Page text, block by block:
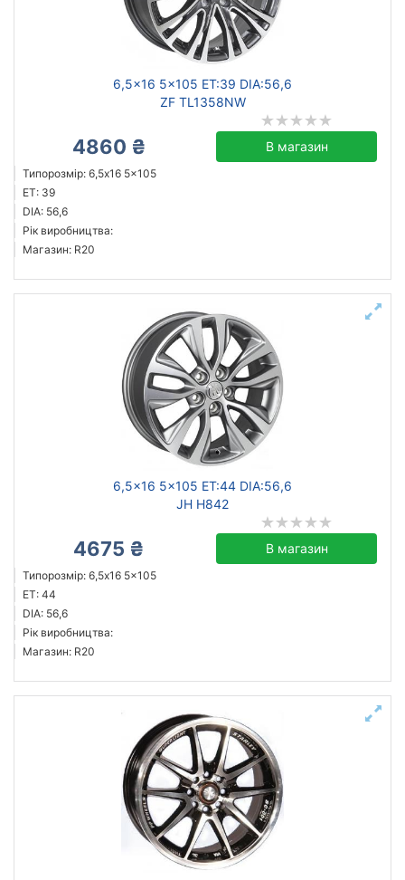
6,5x16 5x105 ET:39 DIA:56,6
ZF TL1358NW
4860 ₴ В магазин
Типорозмір: 6,5x16 5x105
ET: 39
DIA: 56,6
Рік виробництва:
Магазин: R20
6,5x16 5x105 ET:44 DIA:56,6
JH H842
4675 ₴ В магазин
Типорозмір: 6,5x16 5x105
ET: 44
DIA: 56,6
Рік виробництва:
Магазин: R20